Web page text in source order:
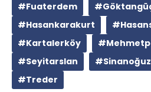
#Fuaterdem
#Hasankarakurt
#Kartalerköy
#Seyitarslan
#Sinanoğuz
#Treder